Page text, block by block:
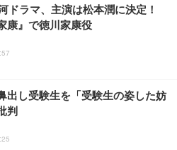
ドラマ、主演は松本潤に決定！
康』で徳川家康役
出し受験生を「受験生の姿した妨
判